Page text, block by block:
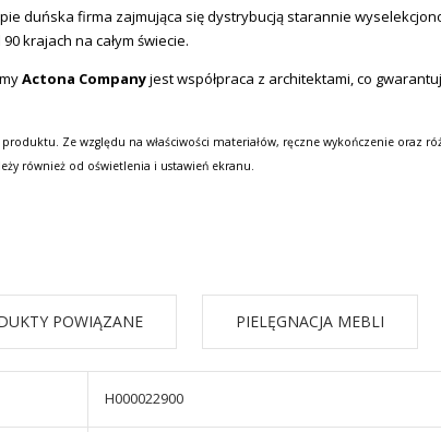
duńska firma zajmująca się dystrybucją starannie
krajach na całym świecie.
Actona Companyjest współpraca z architektami, co
produktu. Ze względu na właściwości materiałów, ręczne wykończenie
również od oświetlenia i ustawień ekranu.
POWIĄZANE PIELĘGNACJA MEBLI
H000022900